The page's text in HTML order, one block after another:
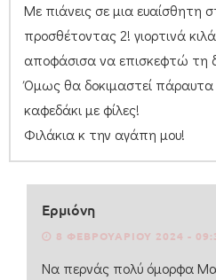
Με πιάνεις σε μια ευαίσθητη
προσθέτοντας 2! γιορτινά
αποφάσισα να επισκεφτώ τη
Όμως θα δοκιμαστεί πάραυτα
καφεδάκι με φίλες!
Φιλάκια κ την αγάπη μου!
Ερμιόνη
8 ΦΕΒΡΟΥΑΡΊΟΥ 2024 -
Να περνάς πολύ όμορφα